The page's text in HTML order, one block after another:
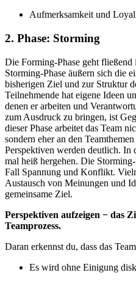
Aufmerksamkeit und
2. Phase: Storming
Die Forming-Phase geht
Storming-Phase äußern sich die
bisherigen Ziel und zur Struktur
Teilnehmende hat eigene Ideen
denen er arbeiten und
zum Ausdruck zu bringen, ist
dieser Phase arbeitet das Team
sondern eher an den
Perspektiven werden deutlich. In
mal heiß hergehen. Die
Fall Spannung und Konflikt.
Austausch von Meinungen und
gemeinsame Ziel.
Perspektiven aufzeigen − das
Teamprozess.
Daran erkennst du, dass das
Es wird ohne Einigung